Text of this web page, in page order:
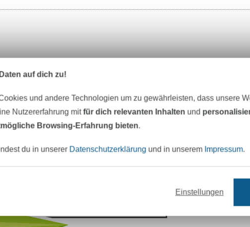
Meter Stoff versandfertig
MÖCHTEST DU IMMER AUF DEM
Sei immer auf dem neuesten Stand & erhalte einen
auf dich zu!
und andere Technologien um zu gewährleisten, dass unsere
Nutzererfahrung mitfür dich relevanten Inhalten und
Browsing-Erfahrung bieten.
du in unserer Datenschutzerklärung und in unserem Impressum.
Einstellungen